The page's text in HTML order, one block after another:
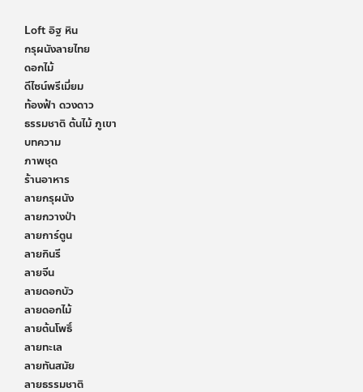
Loft อิฐ หิน
กรุผนังลายไทย
ดอกไม้
ดีไซน์พรีเมี่ยม
ท้องฟ้า ดวงดาว
ธรรมชาติ ต้นไม้ ภูเขา
บทความ
ภาพชุด
ร้านอาหาร
ลายกรุผนัง
ลายกวางป่า
ลายการ์ตูน
ลายกินรี
ลายจีน
ลายดอกบัว
ลายดอกไม้
ลายต้นโพธิ์
ลายทะเล
ลายทันสมัย
ลายธรรมชาติ